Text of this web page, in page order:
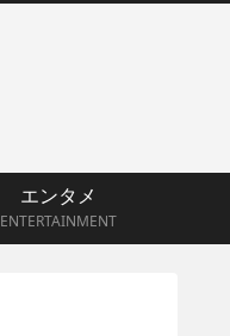
エンタメ
ENTERTAINMENT